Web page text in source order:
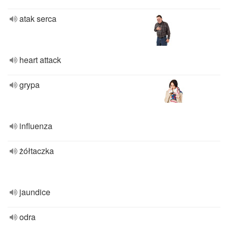
atak serca
heart attack
grypa
influenza
żółtaczka
jaundice
odra